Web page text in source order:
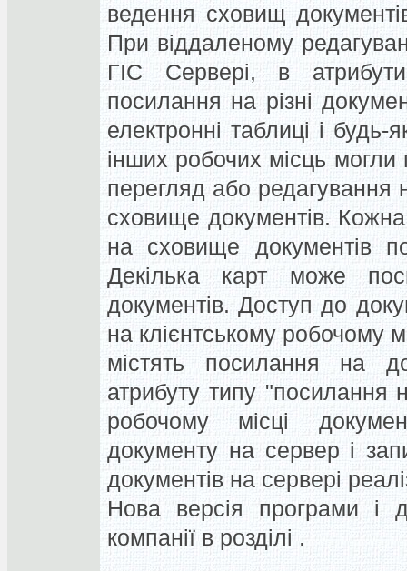
ведення сховищ
При віддаленому
ГІС Сервері, в
посилання на різні
електронні таблиці і
інших робочих місць
перегляд або редагування
сховище документів.
на сховище документів
Декілька карт може
документів. Доступ до
на клієнтському робочому
містять посилання на
атрибуту типу "посилання
робочому місці
документу на сервер і
документів на сервері
Нова версія програми і
компанії в розділі .